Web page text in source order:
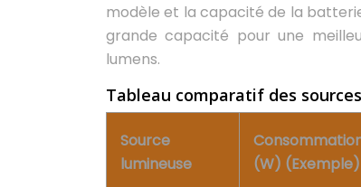
modèle et la capacité de la
grande capacité pour une
lumens.
Tableau comparatif des
Source
lumineuse
(W) (Exemple)